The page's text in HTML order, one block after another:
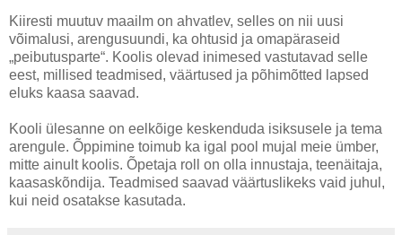
Kiiresti muutuv maailm on ahvatlev, selles on nii uusi
võimalusi, arengusuundi, ka ohtusid ja omapäraseid
„peibutusparte“. Koolis olevad inimesed vastutavad selle
eest, millised teadmised, väärtused ja põhimõtted lapsed
eluks kaasa saavad.
Kooli ülesanne on eelkõige keskenduda isiksusele ja tema
arengule. Õppimine toimub ka igal pool mujal meie ümber,
mitte ainult koolis. Õpetaja roll on olla innustaja, teenäitaja,
kaasaskõndija. Teadmised saavad väärtuslikeks vaid juhul,
kui neid osatakse kasutada.